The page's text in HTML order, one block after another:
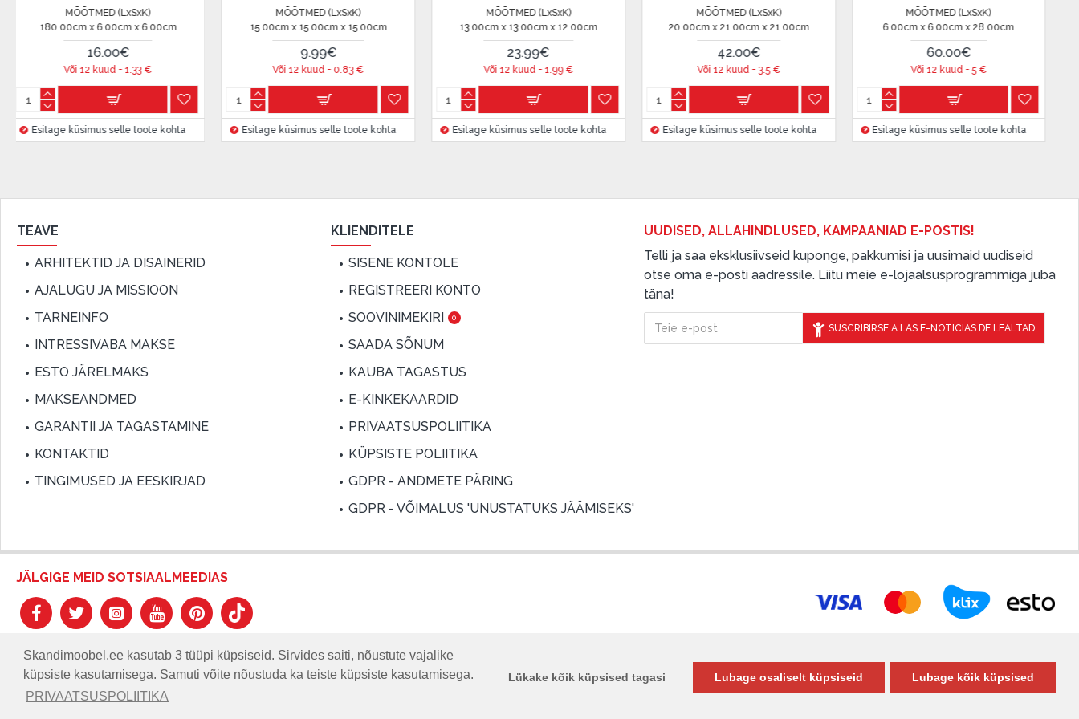
Skandimoobel.ee kasutab 3 tüüpi küpsiseid. Sirvides saiti, nõustute vajalike
küpsiste kasutamisega. Samuti võite nõustuda ka teiste küpsiste kasutamisega.
PRIVAATSUSPOLIITIKA
Lükake kõik küpsised tagasi Lubage osaliselt küpsiseid Lubage kõik küpsised
Lepingu tingimused:
Liisingulepingu võib allkirjastada ainult see isik, kes on märgitud krediidi saamise
lepingus.
Lisateave:
Enne krediidi vormistamist palun tutvugekauba tarnetingimustega, samuti
Laenake vastutustundlikult! Enne laenamist palun hinnake oma finantsvõimalusi.
(LxSxK)
x 15.00cm x 15.00cm
0.83€
selle toote kohta
MÕÕTMED (LxSxK)
13.00cm x 13.00cm x 12.00cm
1.99€
Esitage küsimus selle toote kohta
MÕÕTMED (LxSxK)
20.00cm x 21.00cm x 21.00cm
3.5€
Esitage küsimus selle toote kohta
MÕÕTMED (LxSxK)
6.00cm x 6.00cm x 28.00cm
€
Esitage küsimus selle toote kohta
MÕÕTMED (LxSxK)
30.00cm x 30.00cm x 46.00cm
€
Esitage küsimus selle toote kohta Esitage
TEAVE
ARHITEKTID JA DISAINERID
AJALUGU JA MISSIOON
TARNEINFO
INTRESSIVABA MAKSE
ESTO JÄRELMAKS
MAKSEANDMED
GARANTII JA TAGASTAMINE
KONTAKTID
TINGIMUSED JA EESKIRJAD
KLIENDITELE
SISENE KONTOLE
REGISTREERI KONTO
SOOVINIMEKIRI
0
SAADA SÕNUM
KAUBA TAGASTUS
E-KINKEKAARDID
PRIVAATSUSPOLIITIKA
KÜPSISTE POLIITIKA
GDPR - ANDMETE PÄRING
GDPR - VÕIMALUS 'UNUSTATUKS JÄÄMISEKS'
UUDISED, ALLAHINDLUSED, KAMPAANIAD E-POSTIS!
Telli ja saa eksklusiivseid kuponge, pakkumisi ja uusimaid uudiseid
otse oma e-posti aadressile. Liitu meie e-lojaalsusprogrammiga juba
täna!
SUSCRIBIRSE A LAS E-NOTICIAS DE LEALTAD
JÄLGIGE MEID SOTSIAALMEEDIAS
© SKANDIMÖÖBEL.EE | Skandinaavia disaini mööblisalong.